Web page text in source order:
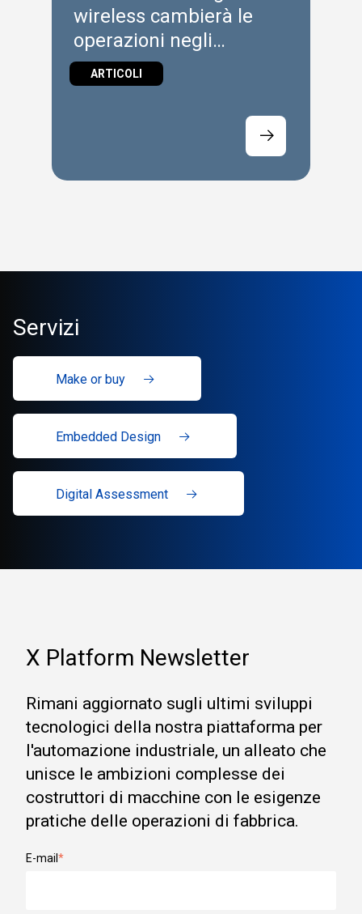
wireless cambierà le
operazioni negli
stabilimenti
ARTICOLI
Servizi
Make or buy
Embedded Design
Digital Assessment
X Platform Newsletter
Rimani aggiornato sugli ultimi sviluppi
tecnologici della nostra piattaforma per
l'automazione industriale, un alleato che
unisce le ambizioni complesse dei
costruttori di macchine con le esigenze
pratiche delle operazioni di fabbrica.
E-mail *